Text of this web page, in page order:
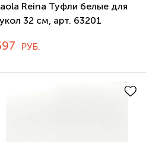
Reina Туфли белые для
32 см, арт. 63201
РУБ.